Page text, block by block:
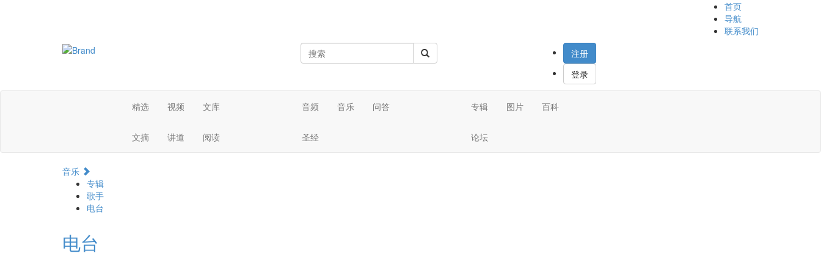
首页
导航
联系我们
注册
登录
精选 视频 文库
文摘 讲道 阅读
音频 音乐 问答
圣经
专辑 图片 百科
论坛
音乐
专辑
歌手
电台
电台